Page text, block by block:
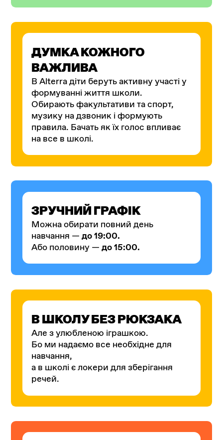
ДУМКА КОЖНОГО
ВАЖЛИВА
В Alterra діти беруть активну участі у
формуванні життя школи.
Обирають факультативи та спорт,
музику на дзвоник і формують
правила. Бачать як їх голос впливає
на все в школі.
ЗРУЧНИЙ ГРАФІК
Можна обирати повний день
навчання — до 19:00.
Або половину — до 15:00.
В ШКОЛУ БЕЗ РЮКЗАКА
Але з улюбленою іграшкою.
Бо ми надаємо все необхідне для
навчання,
а в школі є локери для зберігання
речей.